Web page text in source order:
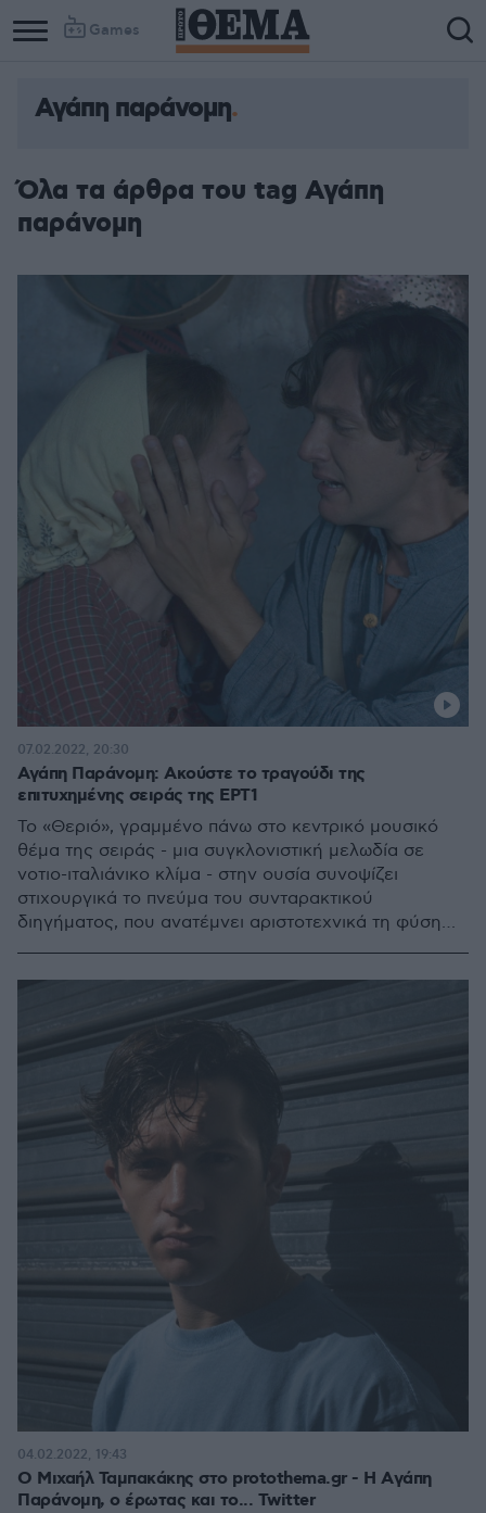
Games
Αγάπη παράνομη
Όλα τα άρθρα του tag Αγάπη
παράνομη
Αγάπη Παράνομη: Ακούστε το τραγούδι της
επιτυχημένης σειράς της ΕΡΤ1
Το «Θεριό», γραμμένο πάνω στο κεντρικό μουσικό
θέμα της σειράς - μια συγκλονιστική μελωδία σε
νοτιο-ιταλιάνικο κλίμα - στην ουσία συνοψίζει
στιχουργικά το πνεύμα του συνταρακτικού
διηγήματος, που ανατέμνει αριστοτεχνικά τη φύση
07.02.2022, 20:30
O Μιχαήλ Ταμπακάκης στο protothema.gr - H Aγάπη
Παράνομη, ο έρωτας και το... Twitter
04.02.2022, 19:43